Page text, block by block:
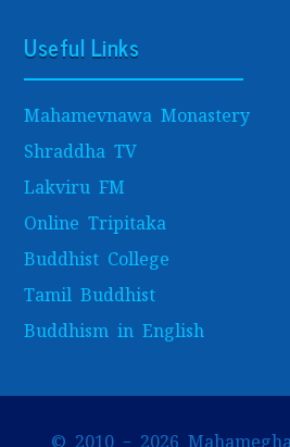
Useful Links
Mahamevnawa Monastery
Shraddha TV
Lakviru FM
Online Tripitaka
Buddhist College
Tamil Buddhist
Buddhism in English
© 2010 – 2026